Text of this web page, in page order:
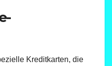
Kreditkarten, die